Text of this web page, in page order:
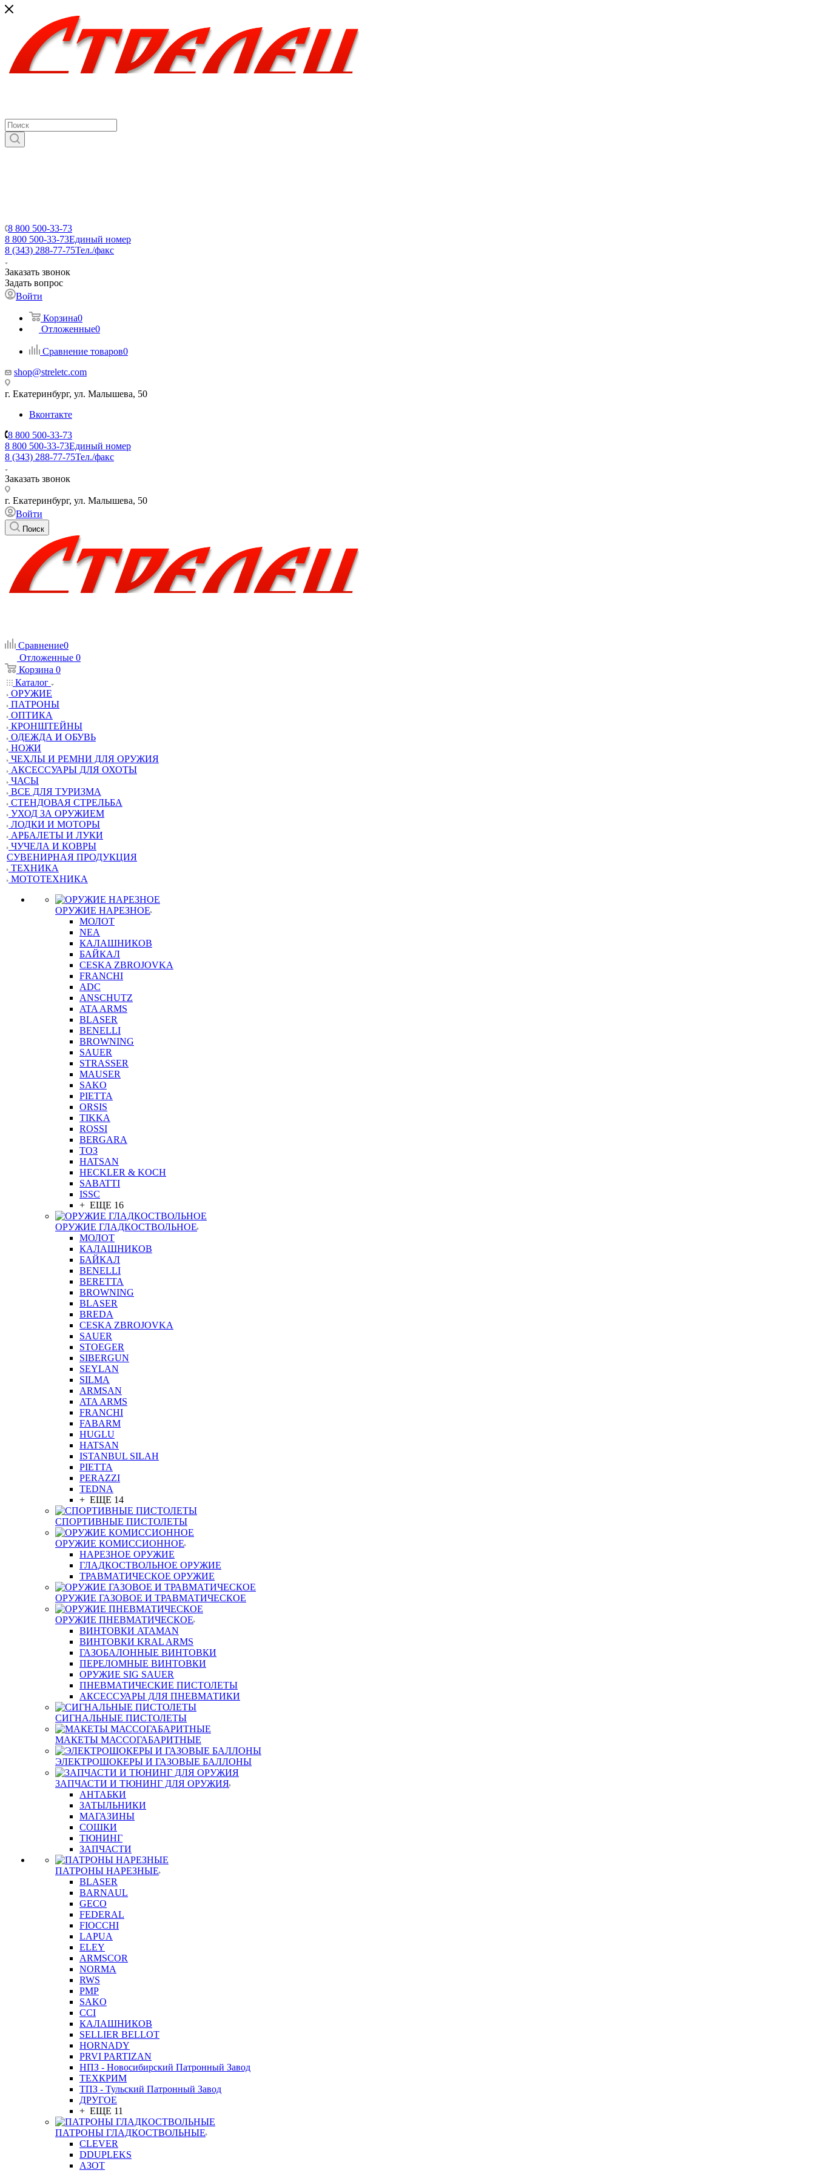
8 800 500-33-73
8 800 500-33-73Единый номер
8 (343) 288-77-75Тел./факс
Заказать звонок
Задать вопрос
Войти
Корзина0
Отложенные0
Сравнение товаров0
shop@streletc.com
г. Екатеринбург, ул. Малышева, 50
Вконтакте
8 800 500-33-73
8 800 500-33-73Единый номер
8 (343) 288-77-75Тел./факс
Заказать звонок
г. Екатеринбург, ул. Малышева, 50
Войти
Поиск
Сравнение0
Отложенные 0
Корзина 0
Каталог
ОРУЖИЕ
ПАТРОНЫ
ОПТИКА
КРОНШТЕЙНЫ
ОДЕЖДА И ОБУВЬ
НОЖИ
ЧЕХЛЫ И РЕМНИ ДЛЯ ОРУЖИЯ
АКСЕССУАРЫ ДЛЯ ОХОТЫ
ЧАСЫ
ВСЕ ДЛЯ ТУРИЗМА
СТЕНДОВАЯ СТРЕЛЬБА
УХОД ЗА ОРУЖИЕМ
ЛОДКИ И МОТОРЫ
АРБАЛЕТЫ И ЛУКИ
ЧУЧЕЛА И КОВРЫ
СУВЕНИРНАЯ ПРОДУКЦИЯ
ТЕХНИКА
МОТОТЕХНИКА
ОРУЖИЕ НАРЕЗНОЕ
МОЛОТ
NEA
КАЛАШНИКОВ
БАЙКАЛ
CESKA ZBROJOVKA
FRANCHI
ADC
ANSCHUTZ
ATA ARMS
BLASER
BENELLI
BROWNING
SAUER
STRASSER
MAUSER
SAKO
PIETTA
ORSIS
TIKKA
ROSSI
BERGARA
ТОЗ
HATSAN
HECKLER & KOCH
SABATTI
ISSC
+ ЕЩЕ 16
ОРУЖИЕ ГЛАДКОСТВОЛЬНОЕ
МОЛОТ
КАЛАШНИКОВ
БАЙКАЛ
BENELLI
BERETTA
BROWNING
BLASER
BREDA
CESKA ZBROJOVKA
SAUER
STOEGER
SIBERGUN
SEYLAN
SILMA
ARMSAN
ATA ARMS
FRANCHI
FABARM
HUGLU
HATSAN
ISTANBUL SILAH
PIETTA
PERAZZI
TEDNA
+ ЕЩЕ 14
СПОРТИВНЫЕ ПИСТОЛЕТЫ
ОРУЖИЕ КОМИССИОННОЕ
НАРЕЗНОЕ ОРУЖИЕ
ГЛАДКОСТВОЛЬНОЕ ОРУЖИЕ
ТРАВМАТИЧЕСКОЕ ОРУЖИЕ
ОРУЖИЕ ГАЗОВОЕ И ТРАВМАТИЧЕСКОЕ
ОРУЖИЕ ПНЕВМАТИЧЕСКОЕ
ВИНТОВКИ ATAMAN
ВИНТОВКИ KRAL ARMS
ГАЗОБАЛОННЫЕ ВИНТОВКИ
ПЕРЕЛОМНЫЕ ВИНТОВКИ
ОРУЖИЕ SIG SAUER
ПНЕВМАТИЧЕСКИЕ ПИСТОЛЕТЫ
АКСЕССУАРЫ ДЛЯ ПНЕВМАТИКИ
СИГНАЛЬНЫЕ ПИСТОЛЕТЫ
МАКЕТЫ МАССОГАБАРИТНЫЕ
ЭЛЕКТРОШОКЕРЫ И ГАЗОВЫЕ БАЛЛОНЫ
ЗАПЧАСТИ И ТЮНИНГ ДЛЯ ОРУЖИЯ
АНТАБКИ
ЗАТЫЛЬНИКИ
МАГАЗИНЫ
СОШКИ
ТЮНИНГ
ЗАПЧАСТИ
ПАТРОНЫ НАРЕЗНЫЕ
BLASER
BARNAUL
GEСO
FEDERAL
FIOCCHI
LAPUA
ELEY
ARMSCOR
NORMA
RWS
PMP
SAKO
CCI
КАЛАШНИКОВ
SELLIER BELLOT
HORNADY
PRVI PARTIZAN
НПЗ - Новосибирский Патронный Завод
ТЕХКРИМ
ТПЗ - Тульский Патронный Завод
ДРУГОЕ
+ ЕЩЕ 11
ПАТРОНЫ ГЛАДКОСТВОЛЬНЫЕ
CLEVER
DDUPLEKS
АЗОТ